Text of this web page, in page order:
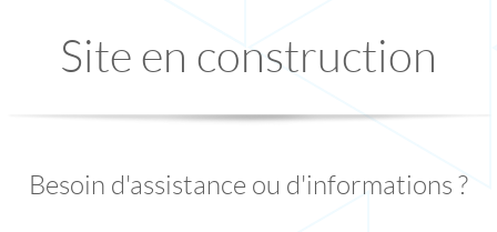
Site en construction
Besoin d'assistance ou d'informations ?